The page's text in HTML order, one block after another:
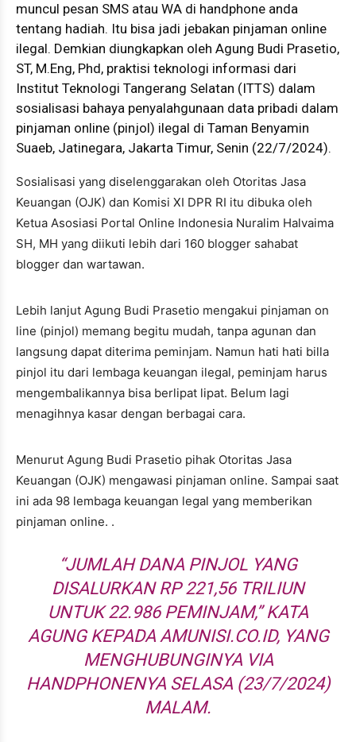
muncul pesan SMS atau WA di handphone anda
tentang hadiah. Itu bisa jadi jebakan pinjaman online
ilegal. Demkian diungkapkan oleh Agung Budi Prasetio,
ST, M.Eng, Phd, praktisi teknologi informasi dari
Institut Teknologi Tangerang Selatan (ITTS) dalam
sosialisasi bahaya penyalahgunaan data pribadi dalam
pinjaman online (pinjol) ilegal di Taman Benyamin
Suaeb, Jatinegara, Jakarta Timur, Senin (22/7/2024).
Sosialisasi yang diselenggarakan oleh Otoritas Jasa
Keuangan (OJK) dan Komisi XI DPR RI itu dibuka oleh
Ketua Asosiasi Portal Online Indonesia Nuralim Halvaima
SH, MH yang diikuti lebih dari 160 blogger sahabat
blogger dan wartawan.
Lebih lanjut Agung Budi Prasetio mengakui pinjaman on
line (pinjol) memang begitu mudah, tanpa agunan dan
langsung dapat diterima peminjam. Namun hati hati billa
pinjol itu dari lembaga keuangan ilegal, peminjam harus
mengembalikannya bisa berlipat lipat. Belum lagi
menagihnya kasar dengan berbagai cara.
Menurut Agung Budi Prasetio pihak Otoritas Jasa
Keuangan (OJK) mengawasi pinjaman online. Sampai saat
ini ada 98 lembaga keuangan legal yang memberikan
pinjaman online. .
“JUMLAH DANA PINJOL YANG
DISALURKAN RP 221,56 TRILIUN
UNTUK 22.986 PEMINJAM,” KATA
AGUNG KEPADA AMUNISI.CO.ID, YANG
MENGHUBUNGINYA VIA
HANDPHONENYA SELASA (23/7/2024)
MALAM.